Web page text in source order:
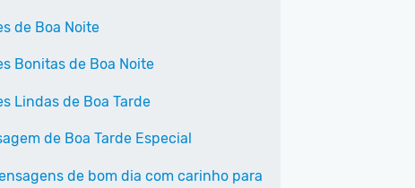
de Boa Noite
Bonitas de Boa Noite
Lindas de Boa Tarde
de Boa Tarde Especial
de bom dia com carinho para